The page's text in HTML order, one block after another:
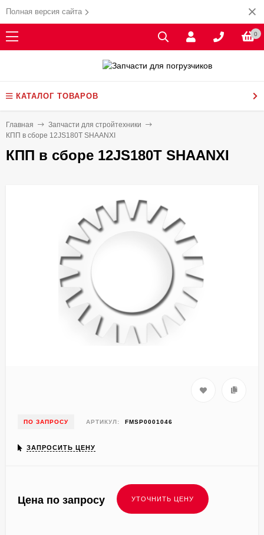
Полная версия сайта
0
КАТАЛОГ ТОВАРОВ
Главная
Запчасти для стройтехники
КПП в сборе 12JS180T SHAANXI
КПП в сборе 12JS180T SHAANXI
ПО ЗАПРОСУ АРТИКУЛ: FMSP0001046
ЗАПРОСИТЬ ЦЕНУ
Цена по запросу